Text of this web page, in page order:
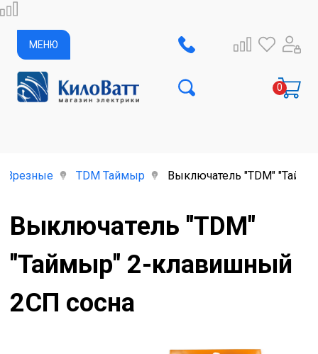
МЕНЮ
Врезные TDM Таймыр Выключатель "TDM"
Выключатель "TDM"
"Таймыр" 2-клавишный
2CП сосна